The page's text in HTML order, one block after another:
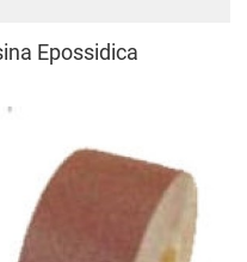
Epossidica